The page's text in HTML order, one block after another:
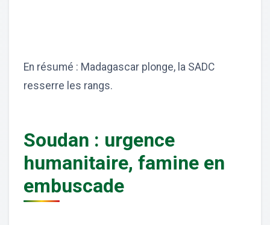
En résumé : Madagascar plonge, la SADC
resserre les rangs.
Soudan : urgence
humanitaire, famine en
embuscade